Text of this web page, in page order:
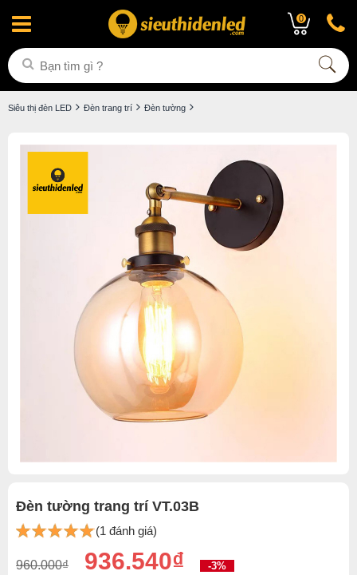
0
Siêu thị đèn LED Đèn trang trí Đèn tường
Đèn tường trang trí VT.03B
(1 đánh giá)
960.000₫ 936.540₫ -3%